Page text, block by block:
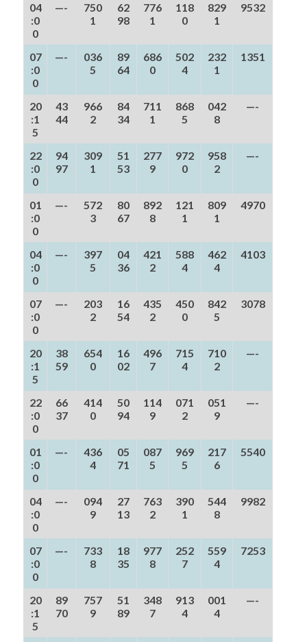
04
:0
0
—-
750
1
62
98
776
1
118
0
829
1
9532
07
:0
0
—-
036
5
89
64
686
0
502
4
232
1
1351
20
:1
5
43
44
966
2
84
34
711
1
868
5
042
8
—-
22
:0
0
94
97
309
1
51
53
277
9
972
0
958
2
—-
01
:0
0
—-
572
3
80
67
892
8
121
1
809
1
4970
04
:0
0
—-
397
5
04
36
421
2
588
4
462
4
4103
07
:0
0
—-
203
2
16
54
435
2
450
0
842
5
3078
20
:1
5
38
59
654
0
16
02
496
7
715
4
710
2
—-
22
:0
0
66
37
414
0
50
94
114
9
071
2
051
9
—-
01
:0
0
—-
436
4
05
71
087
5
969
5
217
6
5540
04
:0
0
—-
094
9
27
13
763
2
390
1
544
8
9982
07
:0
0
—-
733
8
18
35
977
8
252
7
559
4
7253
20
:1
5
89
70
757
9
51
89
348
7
913
4
001
4
—-